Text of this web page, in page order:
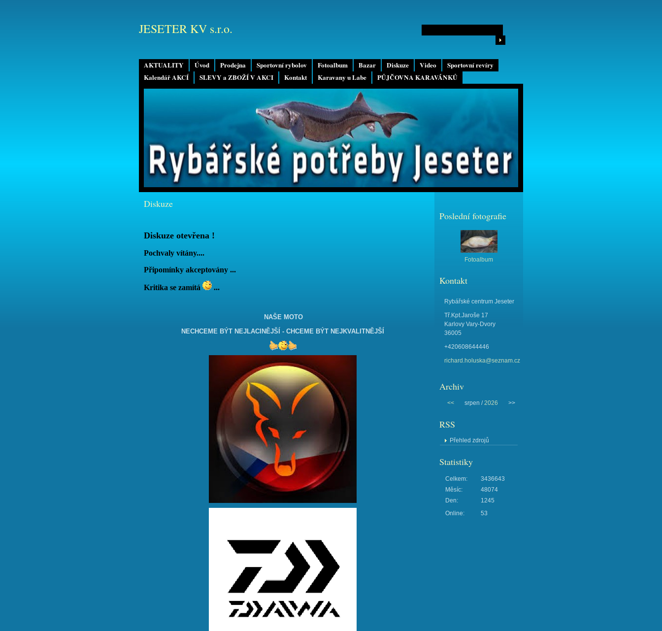
AKTUALITY Úvod Prodejna Sportovní rybolov Fotoalbum Bazar Diskuze Video
Sportovní revíry
Kalendář AKCÍ
SLEVY a ZBOŽÍ V AKCI Kontakt Karavany u Labe PŮJČOVNA KARAVÁNKŮ
JESETER KV s.r.o.
Diskuze
Diskuze otevřena !
Pochvaly vítány....
Připomínky akceptovány ...
Kritika se zamítá ...
NAŠE MOTO
NECHCEME BÝT NEJLACINĚJŠÍ - CHCEME BÝT NEJKVALITNĚJŠÍ
Poslední fotografie
Fotoalbum
Kontakt
Rybářské centrum Jeseter
Tř.Kpt.Jaroše 17
Karlovy Vary-Dvory
36005
+420608644446
richard.holuska@seznam.cz
Archiv
<< srpen /2026 >>
RSS
Přehled zdrojů
Statistiky
Online: 53
Celkem:
3436643
Měsíc:
48074
Den:
1245